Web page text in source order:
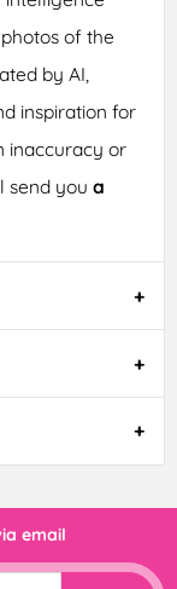
of the
by AI,
inspiration for
inaccuracy or
send you a
email